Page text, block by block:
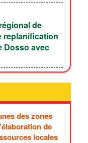
de
replanification
Dosso avec
des zones
de
locales